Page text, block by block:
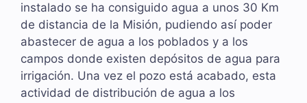
instalado se ha consiguido agua a unos 30 Km
de distancia de la Misión, pudiendo así poder
abastecer de agua a los poblados y a los
campos donde existen depósitos de agua para
irrigación. Una vez el pozo está acabado, esta
actividad de distribución de agua a los